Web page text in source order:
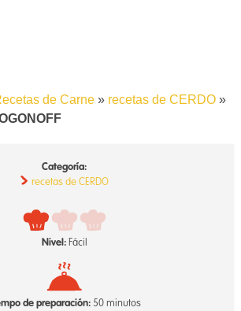
de Carne» recetas de CERDO»
Categoría:
recetas de CERDO
Nivel:Fácil
de preparación:50 minutos